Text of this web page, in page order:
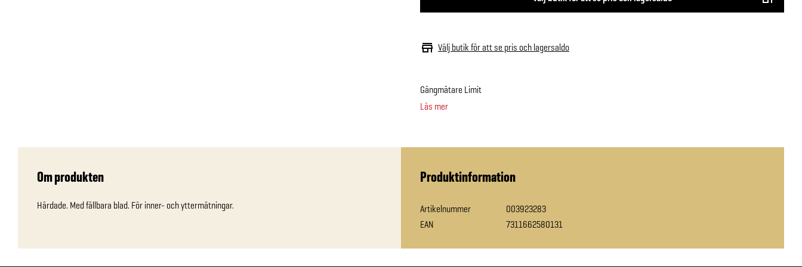
Välj butik för att se pris och lagersaldo
Gängmätare Limit
Läs mer
Om produkten
Härdade. Med fällbara blad. För inner- och yttermätningar.
Produktinformation
Artikelnummer
003923283
EAN
7311662580131